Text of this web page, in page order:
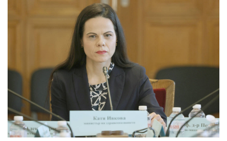
РЕДАКЦИЯ
КОНТАКТИ
РЕКЛАМА
АБОНАМЕНТ
УСЛОВИЯ ЗА ПОЛЗВАНЕ
ПОЛИТИКА ЗА БИСКВИТКИТЕ
ПОЛИТИКАТА ЗА
ПОВЕРИТЕЛНОСТ